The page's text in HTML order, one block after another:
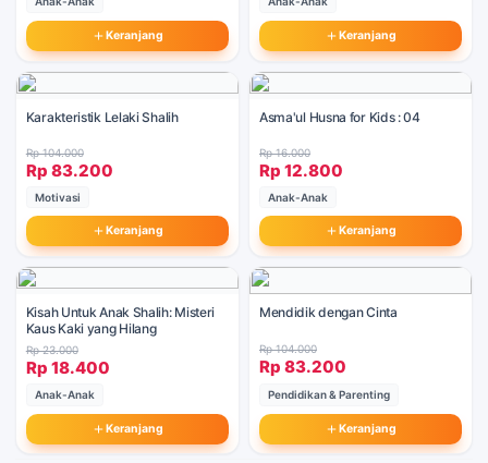
Keranjang Keranjang
Karakteristik Lelaki Shalih
Rp 104.000
Rp 83.200
Motivasi
Keranjang
Asma'ul Husna for Kids : 04
Rp 16.000
Rp 12.800
Anak-Anak
Keranjang
Kisah Untuk Anak Shalih: Misteri
Kaus Kaki yang Hilang
Rp 23.000
Rp 18.400
Anak-Anak
Keranjang
Mendidik dengan Cinta
Rp 104.000
Rp 83.200
Pendidikan & Parenting
Keranjang